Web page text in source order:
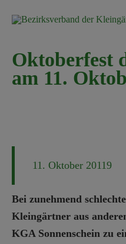
Oktoberfest
am 11.
11. Oktober 20119
Bei zunehmend
Kleingärtner aus
KGA Sonnenschein zu